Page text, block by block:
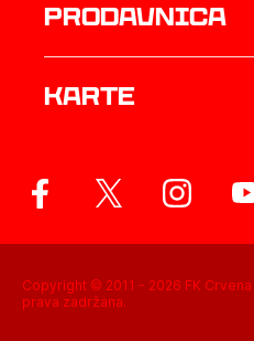
prodavnica
Karte
Copyright © 2011 - 2026 FK
prava zadržana.